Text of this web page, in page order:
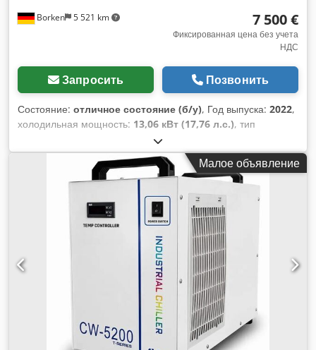
Borken 5 521 km 7 500 €
Фиксированная цена без учета
НДС
Запросить Позвонить
Состояние: отличное состояние (б/у), Год выпуска: 2022,
холодильная мощность: 13,06 кВт (17,76 л.с.), тип
, ICS Cool Energy Тип: IC 305 Год
выпуска: 2022 ICS Cool Energy i-Chiller IC 305 –
промышленный чиллер для охлаждения воды.
Номинальная холодопроизводительность: 13,06 кВт
Хладагент: R410A, 2,4 кг На продажу предлагается
компактный промышленный чиллер (чиллер для
технологических процессов) типа i-Chiller IC 305
производства компании ICS Cool Energy. Устройство
идеально подходит для охлаждения оборудования,
технологических процессов или лабораторного
оборудования. Особенности / характеристики: Dsdsw S
Txiopfx Ah Teck Встроенная гидравлическая система
(насос, расширительный бак и т. д.) Прочная конструкция
испарителя типа «змеевик в баке» для обеспечения
высокой надежности в эксплуатации. Компактный,
Малое объявление